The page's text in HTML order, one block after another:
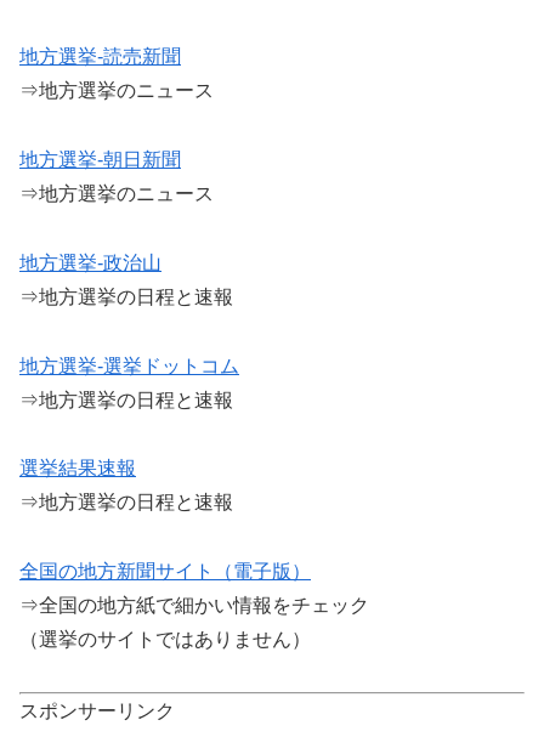
地方選挙-読売新聞
⇒地方選挙のニュース
地方選挙-朝日新聞
⇒地方選挙のニュース
地方選挙-政治山
⇒地方選挙の日程と速報
地方選挙-選挙ドットコム
⇒地方選挙の日程と速報
選挙結果速報
⇒地方選挙の日程と速報
全国の地方新聞サイト（電子版）
⇒全国の地方紙で細かい情報をチェック
（選挙のサイトではありません）
スポンサーリンク